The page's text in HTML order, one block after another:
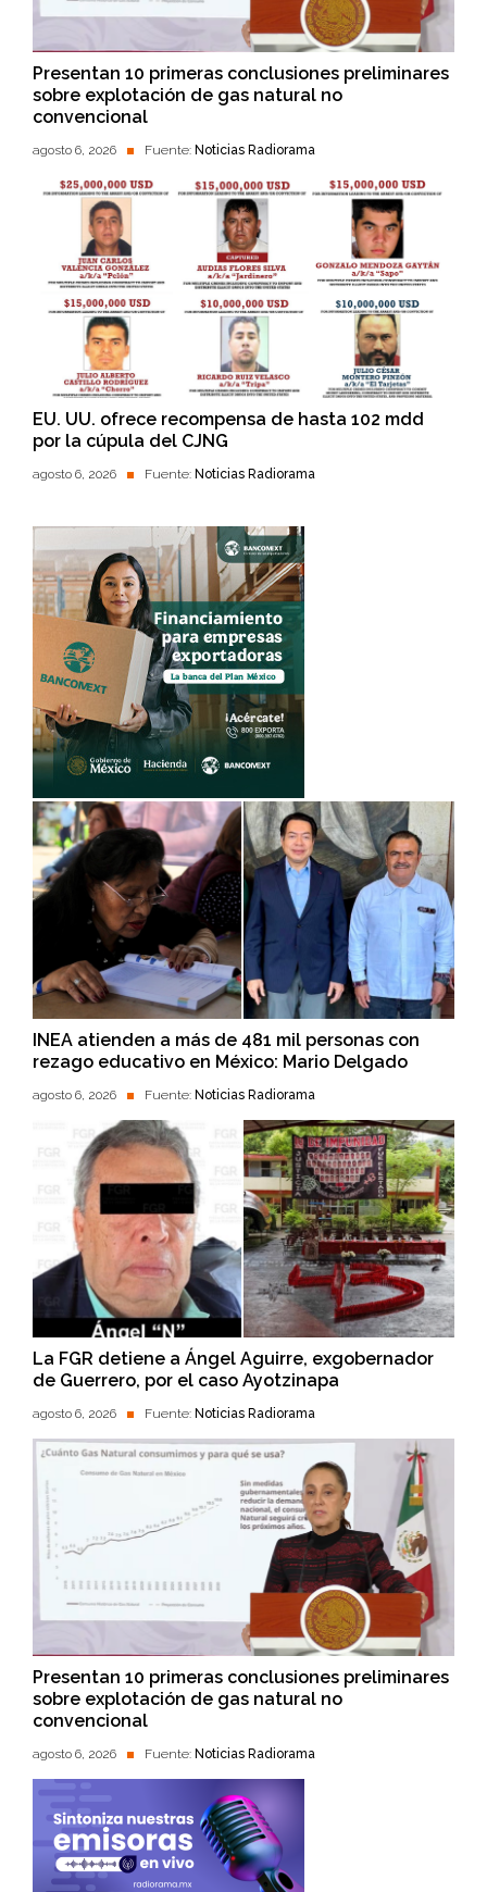
Presentan 10 primeras conclusiones preliminares
sobre explotación de gas natural no
convencional
agosto 6, 2026 Fuente: Noticias Radiorama
EU. UU. ofrece recompensa de hasta 102 mdd
por la cúpula del CJNG
agosto 6, 2026 Fuente: Noticias Radiorama
INEA atienden a más de 481 mil personas con
rezago educativo en México: Mario Delgado
agosto 6, 2026 Fuente: Noticias Radiorama
La FGR detiene a Ángel Aguirre, exgobernador
de Guerrero, por el caso Ayotzinapa
agosto 6, 2026 Fuente: Noticias Radiorama
Presentan 10 primeras conclusiones preliminares
sobre explotación de gas natural no
convencional
agosto 6, 2026 Fuente: Noticias Radiorama